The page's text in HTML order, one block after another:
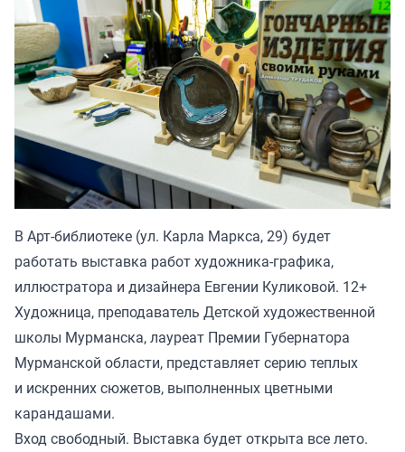
В Арт-библиотеке (ул. Карла Маркса, 29) будет
работать выставка работ художника-графика,
иллюстратора и дизайнера Евгении Куликовой. 12+
Художница, преподаватель Детской художественной
школы Мурманска, лауреат Премии Губернатора
Мурманской области, представляет серию теплых
и искренних сюжетов, выполненных цветными
карандашами.
Вход свободный. Выставка будет открыта все лето.